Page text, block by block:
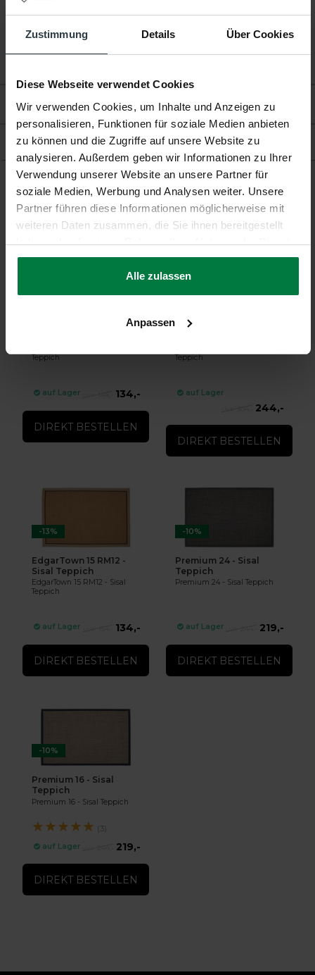
Zustimmung Details Über Cookies
Diese Webseite verwendet Cookies
Wir verwenden Cookies, um Inhalte und Anzeigen zu
personalisieren, Funktionen für soziale Medien anbieten
zu können und die Zugriffe auf unsere Website zu
analysieren. Außerdem geben wir Informationen zu Ihrer
Verwendung unserer Website an unsere Partner für
soziale Medien, Werbung und Analysen weiter. Unsere
Partner führen diese Informationen möglicherweise mit
weiteren Daten zusammen, die Sie ihnen bereitgestellt
haben oder die sie im Rahmen Ihrer Nutzung der Dienste
gesammelt haben.
Alle zulassen
Anpassen
Bewertungen
Produkt
Fußbodenheizung: Geeignet
Ergänzende Produkte
-7%
EdgarTown 15 RM18 -
Teppich
auf Lager 134,-
DIREKT BESTELLEN
-20%
EdgarTown 21 RM21 -
Teppich
auf Lager
244,-
DIREKT BESTELLEN
-13%
EdgarTown 15 RM12 -
Sisal Teppich
EdgarTown 15 RM12 - Sisal
Teppich
auf Lager 134,-
DIREKT BESTELLEN
-10%
Premium 24 - Sisal
Teppich
Premium 24 - Sisal Teppich
auf Lager 219,-
DIREKT BESTELLEN
-10%
Premium 16 - Sisal
Teppich
Premium 16 - Sisal Teppich
★★★★★ (3)
auf Lager 219,-
DIREKT BESTELLEN